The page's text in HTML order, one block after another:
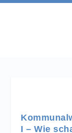
I – Wie